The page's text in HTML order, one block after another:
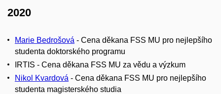
2020
Marie Bedrošová - Cena děkana FSS MU pro nejlepšího
studenta doktorského programu
IRTIS - Cena děkana FSS MU za vědu a výzkum
Nikol Kvardová - Cena děkana FSS MU pro nejlepšího
studenta magisterského studia